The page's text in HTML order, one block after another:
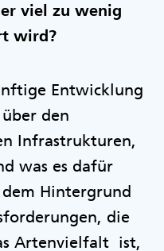
viel zu wenig
wird?
Entwicklung
den
Infrastrukturen,
was es dafür
Hintergrund
die
Artenvielfalt ist,